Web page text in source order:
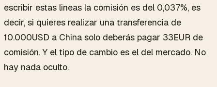
escribir estas lineas la comisión es del 0,037%, es
decir, si quieres realizar una transferencia de
10.000USD a China solo deberás pagar 33EUR de
comisión. Y el tipo de cambio es el del mercado. No
hay nada oculto.